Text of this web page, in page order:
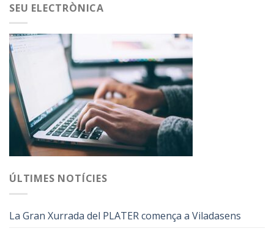
SEU ELECTRÒNICA
ÚLTIMES NOTÍCIES
La Gran Xurrada del PLATER comença a Viladasens